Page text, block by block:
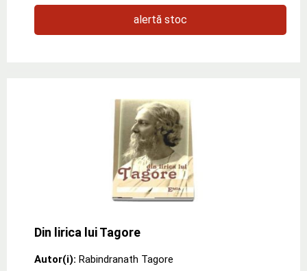
alertă stoc
Din lirica lui Tagore
Autor(i): Rabindranath Tagore